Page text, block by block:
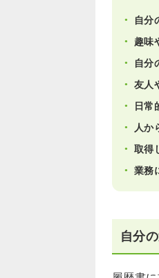
自分
趣味
自分
友人
日常
人か
取得
業務
自分